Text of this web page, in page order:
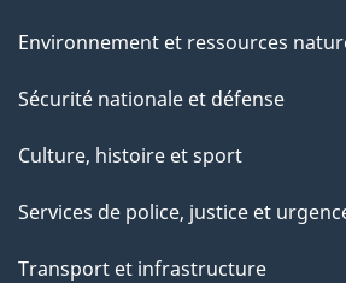
Environnement et ressources
Sécurité nationale et défense
Culture, histoire et sport
Services de police, justice et
Transport et infrastructure